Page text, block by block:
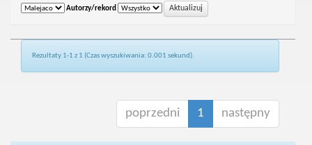
Autorzy/rekord
Rezultaty 1-1 z 1 (Czas wyszukiwania: 0.001 sekund).
poprzedni 1 następny